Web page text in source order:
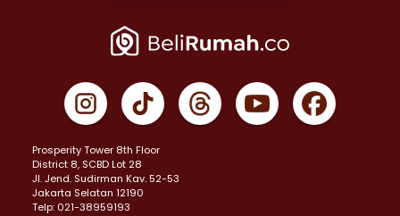
Properti Dijual di Jakarta Pusat >
Properti Dijual di Gambir >
Properti Dijual di Johar Baru >
Properti Dijual di Menteng >
Properti Dijual di Senen >
Properti Dijual di Tanah Abang >
Prosperity Tower 8th Floor
District 8, SCBD Lot 28
JI. Jend. Sudirman Kav. 52-53
Jakarta Selatan 12190
Telp: 021-38959193